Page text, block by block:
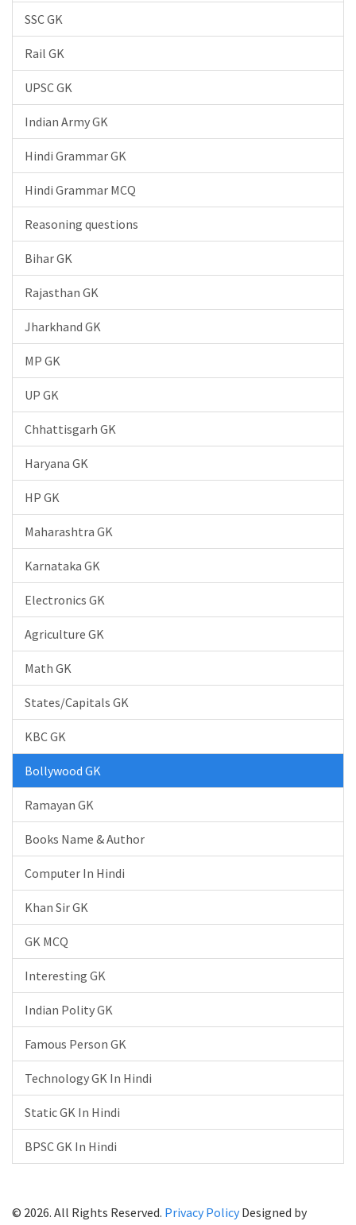
SSC GK
Rail GK
UPSC GK
Indian Army GK
Hindi Grammar GK
Hindi Grammar MCQ
Reasoning questions
Bihar GK
Rajasthan GK
Jharkhand GK
MP GK
UP GK
Chhattisgarh GK
Haryana GK
HP GK
Maharashtra GK
Karnataka GK
Electronics GK
Agriculture GK
Math GK
States/Capitals GK
KBC GK
Bollywood GK
Ramayan GK
Books Name & Author
Computer In Hindi
Khan Sir GK
GK MCQ
Interesting GK
Indian Polity GK
Famous Person GK
Technology GK In Hindi
Static GK In Hindi
BPSC GK In Hindi
© 2026. All Rights Reserved. Privacy PolicyDesigned by